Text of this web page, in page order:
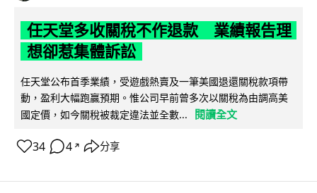
任天堂多收關稅不作退款 業績報告理
想卻惹集體訴訟
任天堂公布首季業績，受遊戲熱賣及一筆美國退還關稅款項帶
動，盈利大幅跑贏預期。惟公司早前曾多次以關稅為由調高美
國定價，如今關稅被裁定違法並全數...
閱讀全文
34 4 ↗ 分享